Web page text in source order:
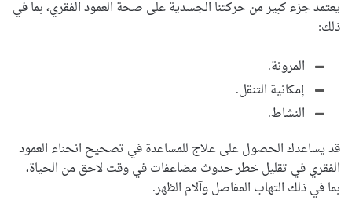
يعتمد جزء كبير من حركتنا الجسدية على صحة العمود الفقري، بما في
ذلك:
المرونة.
إمكانية التنقل.
النشاط.
قد يساعدك الحصول على علاج للمساعدة في تصحيح انحناء العمود
الفقري في تقليل خطر حدوث مضاعفات في وقت لاحق من الحياة،
بما في ذلك التهاب المفاصل وآلام الظهر.